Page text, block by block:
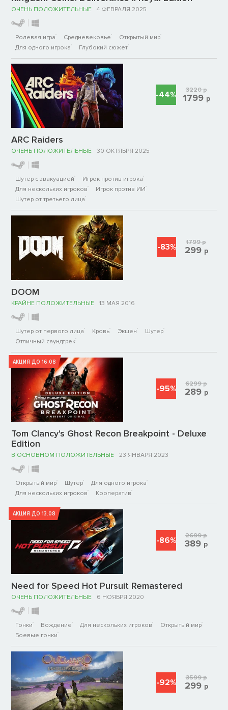
ОЧЕНЬ ПОЛОЖИТЕЛЬНЫЕ 4 ФЕВРАЛЯ 2025
Ролевая игра Средневековье
Открытый мир
Для одного игрока
Глубокий сюжет
ARC Raiders
ОЧЕНЬ ПОЛОЖИТЕЛЬНЫЕ 30 ОКТЯБРЯ 2025
Шутер с эвакуацией
Игрок против игрока
Для нескольких игроков
Игрок против ИИ
Шутер от третьего лица
-44% 3220р
1799 р
DOOM
КРАЙНЕ ПОЛОЖИТЕЛЬНЫЕ 13 МАЯ 2016
Шутер от первого лица Кровь Экшен
Шутер
Отличный саундтрек
-83% 1799р
299 р
АКЦИЯ ДО 16.08
Tom Clancy's Ghost Recon Breakpoint - Deluxe
Edition
В ОСНОВНОМ ПОЛОЖИТЕЛЬНЫЕ 23 ЯНВАРЯ 2023
Открытый мир Шутер
Для одного игрока
Для нескольких игроков
Кооператив
-95% 6299р
289 р
АКЦИЯ ДО 13.08
Need for Speed Hot Pursuit Remastered
ОЧЕНЬ ПОЛОЖИТЕЛЬНЫЕ 6 НОЯБРЯ 2020
Гонки Вождение Для нескольких игроков
Открытый мир
Боевые гонки
-86% 2699р
389 р
-92% 3599р
299 р